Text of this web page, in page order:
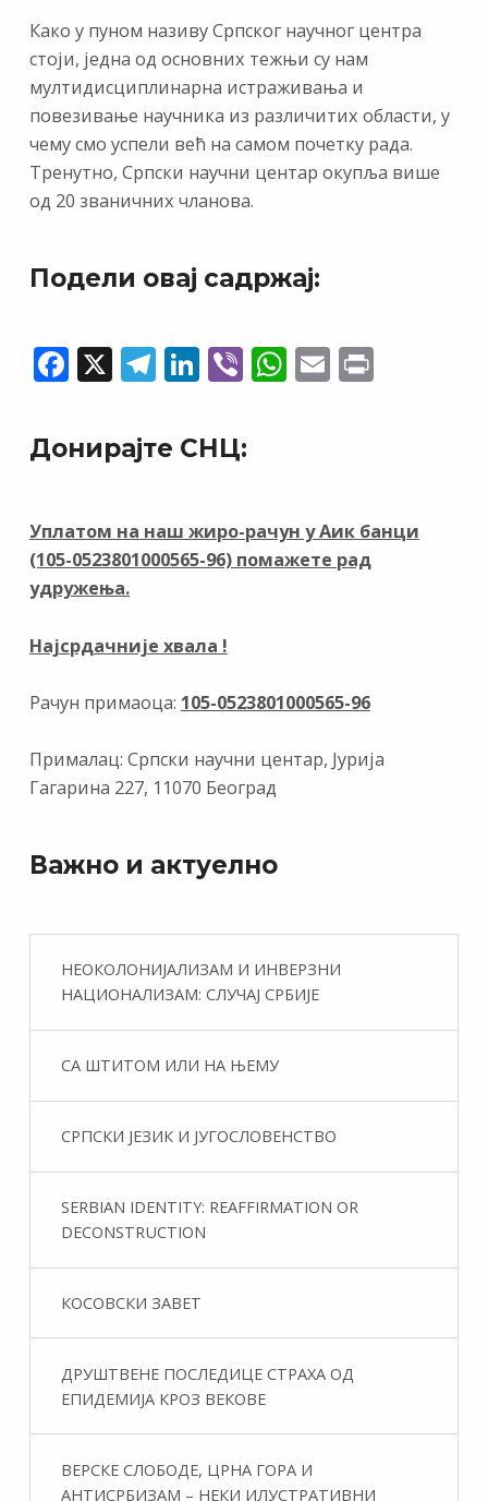
Како у пуном називу Српског научног центра
стоји, једна од основних тежњи су нам
мултидисциплинарна истраживања и
повезивање научника из различитих области, у
чему смо успели већ на самом почетку рада.
Тренутно, Српски научни центар окупља више
од 20 званичних чланова.
Подели овај садржај:
F
e
b
o
k
X T
e
gr
m
Li
k
e
n
Vi
er
W
p
p
E Pr
Донирајте СНЦ:
Уплатом на наш жиро-рачун у Аик банци
(105-0523801000565-96) помажете рад
удружења.
Најсрдачније хвала !
Рачун примаоца: 105-0523801000565-96
Прималац: Српски научни центар, Јурија
Гагарина 227, 11070 Београд
Важно и актуелно
НЕОКОЛОНИЈАЛИЗАМ И ИНВЕРЗНИ
НАЦИОНАЛИЗАМ: СЛУЧАЈ СРБИЈЕ
СА ШТИТОМ ИЛИ НА ЊЕМУ
СРПСКИ ЈЕЗИК И ЈУГОСЛОВЕНСТВО
SERBIAN IDENTITY: REAFFIRMATION OR
DECONSTRUCTION
КОСОВСКИ ЗАВЕТ
ДРУШТВЕНЕ ПОСЛЕДИЦЕ СТРАХА ОД
ЕПИДЕМИЈА КРОЗ ВЕКОВЕ
ВЕРСКЕ СЛОБОДЕ, ЦРНА ГОРА И
АНТИСРБИЗАМ – НЕКИ ИЛУСТРАТИВНИ